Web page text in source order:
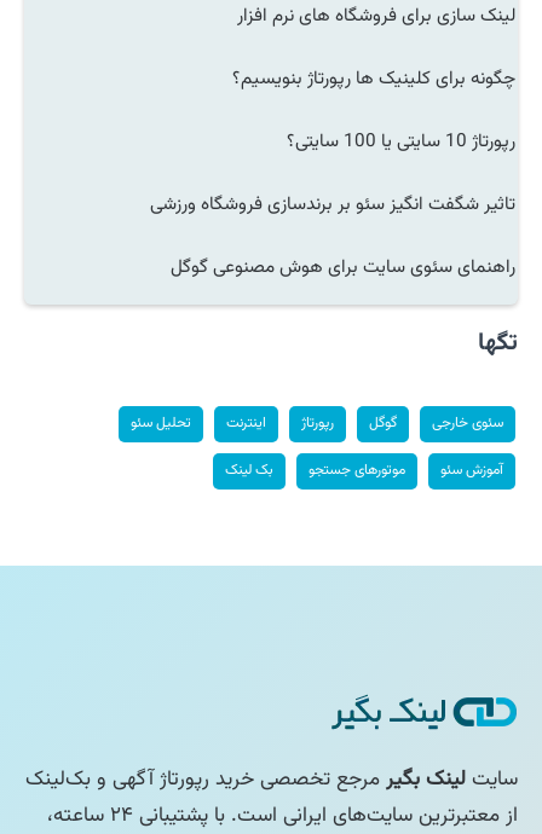
لینک سازی برای فروشگاه های نرم افزار
چگونه برای کلینیک ها رپورتاژ بنویسیم؟
رپورتاژ 10 سایتی یا 100 سایتی؟
تاثیر شگفت انگیز سئو بر برندسازی فروشگاه ورزشی
راهنمای سئوی سایت برای هوش مصنوعی گوگل
تگها
سئوی خارجی گوگل رپورتاژ اینترنت تحلیل سئو
آموزش سئو موتورهای جستجو بک لینک
سایتلینک بگیرمرجع تخصصی خرید رپورتاژ آگهی و بک‌لینک
از معتبرترین سایت‌های ایرانی است. با پشتیبانی ۲۴ ساعته،